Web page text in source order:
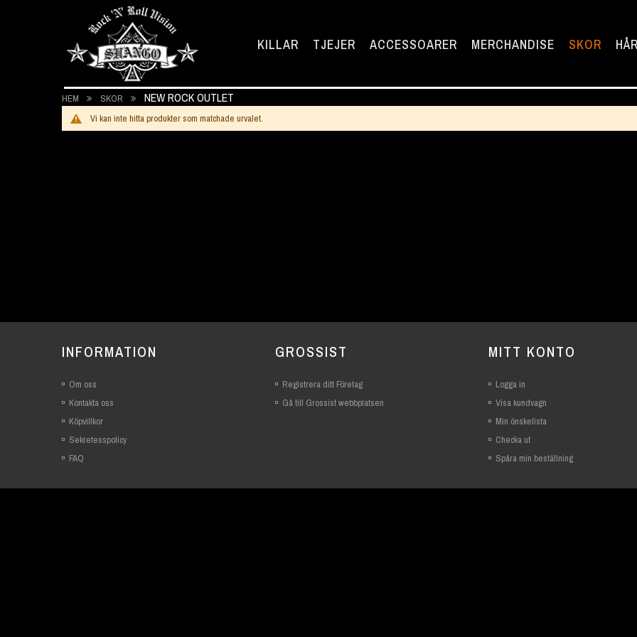
KILLAR TJEJER ACCESSOARER MERCHANDISE SKOR
HEM SKOR NEW ROCK OUTLET
Vi kan inte hitta produkter som matchade urvalet.
INFORMATION
Om oss
Kontakta oss
Köpvillkor
Sekretesspolicy
FAQ
GROSSIST
Registrera ditt Företag
Gå till Grossist webbplatsen
MITT KONTO
Logga in
Visa kundvagn
Min önskelista
Checka ut
Spåra min beställning